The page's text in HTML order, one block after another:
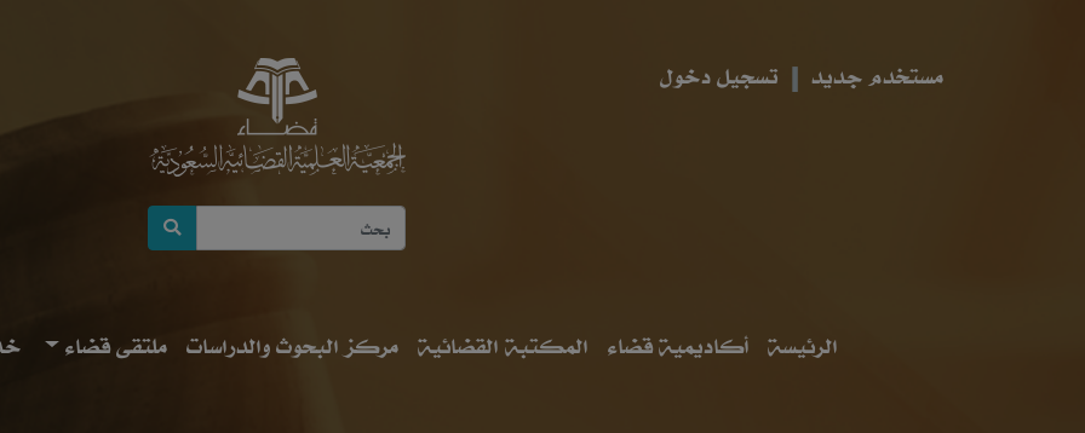
مستخدم جديد تسجيل دخول
الرئيسة أكاديمية قضاء المكتبة القضائية مركز البحوث والدراسات ملتقى قضاء